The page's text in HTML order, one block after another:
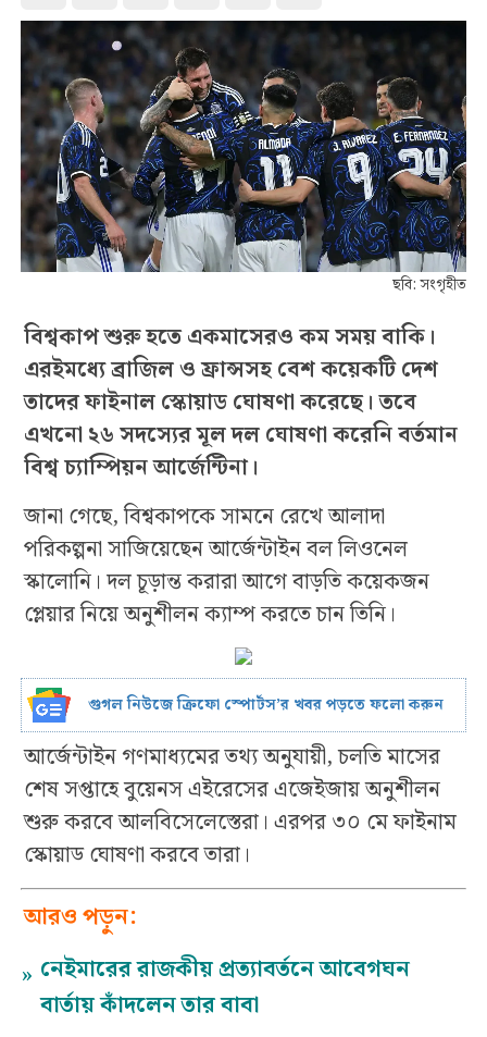
ছবি: সংগৃহীত
বিশ্বকাপ শুরু হতে একমাসেরও কম সময় বাকি।
এরইমধ্যে ব্রাজিল ও ফ্রান্সসহ বেশ কয়েকটি দেশ
তাদের ফাইনাল স্কোয়াড ঘোষণা করেছে। তবে
এখনো ২৬ সদস্যের মূল দল ঘোষণা করেনি বর্তমান
বিশ্ব চ্যাম্পিয়ন আর্জেন্টিনা।
জানা গেছে, বিশ্বকাপকে সামনে রেখে আলাদা
পরিকল্পনা সাজিয়েছেন আর্জেন্টাইন বল লিওনেল
স্কালোনি। দল চূড়ান্ত করারা আগে বাড়তি কয়েকজন
প্লেয়ার নিয়ে অনুশীলন ক্যাম্প করতে চান তিনি।
গুগল নিউজে ক্রিফো স্পোর্টস’র খবর পড়তে ফলো করুন
আর্জেন্টাইন গণমাধ্যমের তথ্য অনুযায়ী, চলতি মাসের
শেষ সপ্তাহে বুয়েনস এইরেসের এজেইজায় অনুশীলন
শুরু করবে আলবিসেলেস্তেরা। এরপর ৩০ মে ফাইনাম
স্কোয়াড ঘোষণা করবে তারা।
আরও পড়ুন:
» নেইমারের রাজকীয় প্রত্যাবর্তনে আবেগঘন
বার্তায় কাঁদলেন তার বাবা